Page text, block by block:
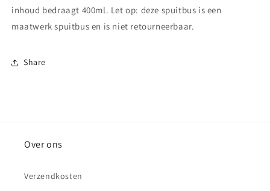
inhoud bedraagt 400ml. Let op: deze spuitbus is een
maatwerk spuitbus en is niet retourneerbaar.
Share
Over ons
Verzendkosten